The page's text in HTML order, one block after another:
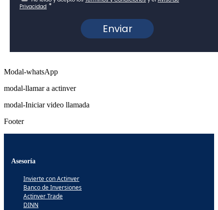
Modal-whatsApp
modal-llamar a actinver
modal-Iniciar video llamada
Footer
Asesoría
Invierte con Actinver
Banco de Inversiones
Actinver Trade
DINN